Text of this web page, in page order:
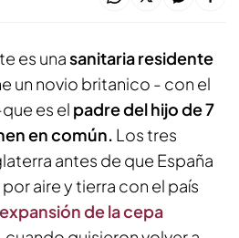
es unasanitaria residente
un novio britanico - con el
es el padre del hijo de 7
en común. Los tres
antes de que España
aire y tierra con el país
expansión de la cepa